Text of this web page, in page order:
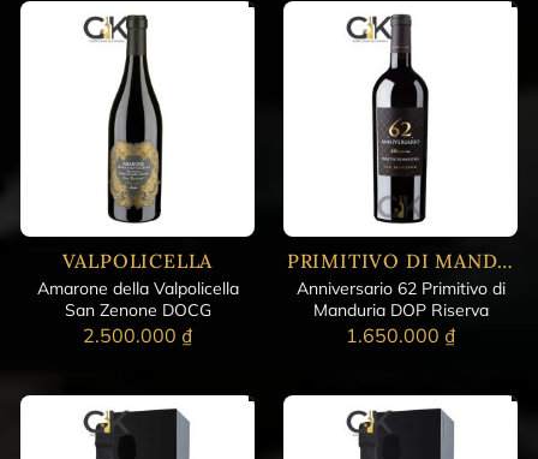
VALPOLICELLA
Amarone della Valpolicella
San Zenone DOCG
2.500.000 ₫
PRIMITIVO DI MANDURIA DOC
Anniversario 62 Primitivo di
Manduria DOP Riserva
1.650.000 ₫